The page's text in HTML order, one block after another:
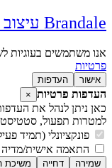
Brandale עיצוב ובניית אתרים
אנו משתמשים בעוגיות
פרטיות
אישור העדפות
העדפות פרטיות ×
כאן ניתן לנהל את
למטרות תפעול,
פונקציונלי (תמיד
התאמה אישית/
שמירה דחייה משיכת